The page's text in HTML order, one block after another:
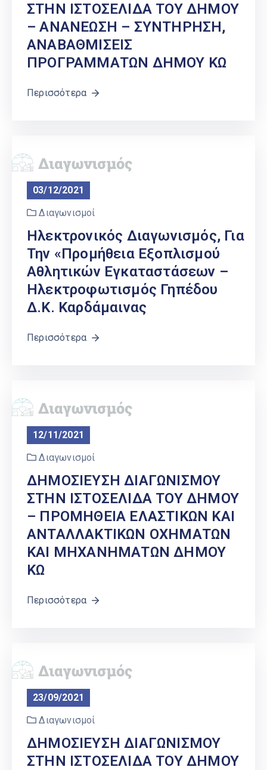
ΣΤΗΝ ΙΣΤΟΣΕΛΙΔΑ ΤΟΥ ΔΗΜΟΥ
– ΑΝΑΝΕΩΣΗ – ΣΥΝΤΗΡΗΣΗ,
ΑΝΑΒΑΘΜΙΣΕΙΣ
ΠΡΟΓΡΑΜΜΑΤΩΝ ΔΗΜΟΥ ΚΩ
Περισσότερα
03/12/2021
Διαγωνισμοί
Ηλεκτρονικός Διαγωνισμός, Για
Την «Προμήθεια Εξοπλισμού
Αθλητικών Εγκαταστάσεων –
Ηλεκτροφωτισμός Γηπέδου
Δ.Κ. Καρδάμαινας
Περισσότερα
12/11/2021
Διαγωνισμοί
ΔΗΜΟΣΙΕΥΣΗ ΔΙΑΓΩΝΙΣΜΟΥ
ΣΤΗΝ ΙΣΤΟΣΕΛΙΔΑ ΤΟΥ ΔΗΜΟΥ
– ΠΡΟΜΗΘΕΙΑ ΕΛΑΣΤΙΚΩΝ ΚΑΙ
ΑΝΤΑΛΛΑΚΤΙΚΩΝ ΟΧΗΜΑΤΩΝ
ΚΑΙ ΜΗΧΑΝΗΜΑΤΩΝ ΔΗΜΟΥ
ΚΩ
Περισσότερα
23/09/2021
Διαγωνισμοί
ΔΗΜΟΣΙΕΥΣΗ ΔΙΑΓΩΝΙΣΜΟΥ
ΣΤΗΝ ΙΣΤΟΣΕΛΙΔΑ ΤΟΥ ΔΗΜΟΥ